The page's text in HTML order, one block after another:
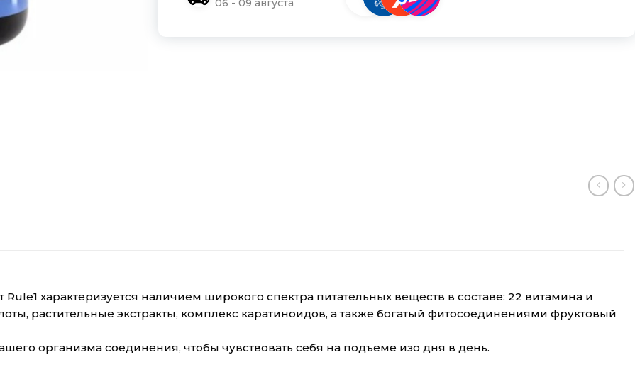
характеризуется наличием широкого спектра питательных веществ в составе: 22 витамина и
растительные экстракты, комплекс каратиноидов, а также богатый фитосоединениями фруктовый
организма соединения, чтобы чувствовать себя на подъеме изо дня в день.